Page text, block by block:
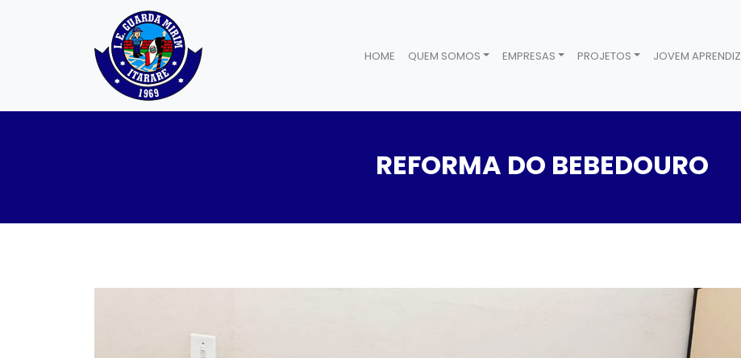
HOME QUEM SOMOS EMPRESAS PROJETOS JOVEM APRENDIZ
REFORMA DO BEBEDOURO